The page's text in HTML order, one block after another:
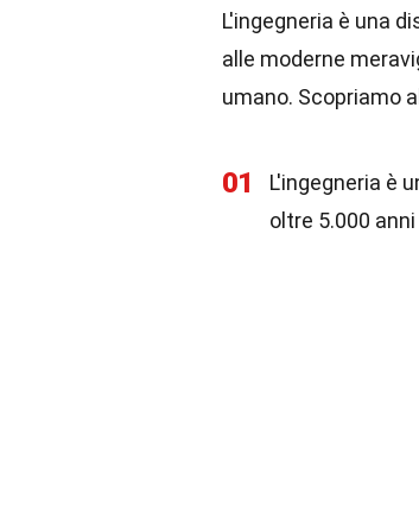
L'ingegneria è una
alle moderne
umano. Scopriamo
01
L'ingegneria è
oltre 5.000